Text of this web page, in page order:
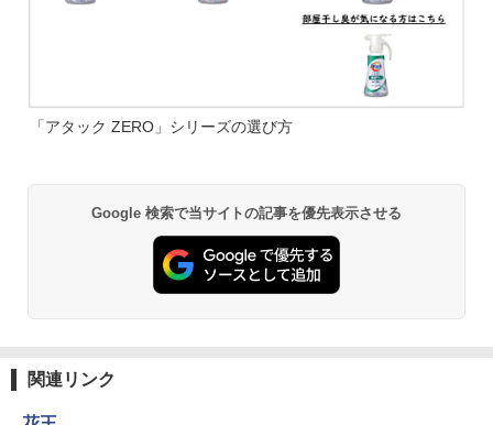
「アタック ZERO」シリーズの選び方
Google 検索で当サイトの記事を優先表示させる
関連リンク